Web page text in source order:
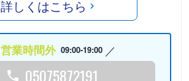
詳しくはこちら
営業時間外 09:00-19:00
05075872191